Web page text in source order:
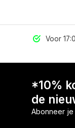
Voor
*10%
de
Abonneer